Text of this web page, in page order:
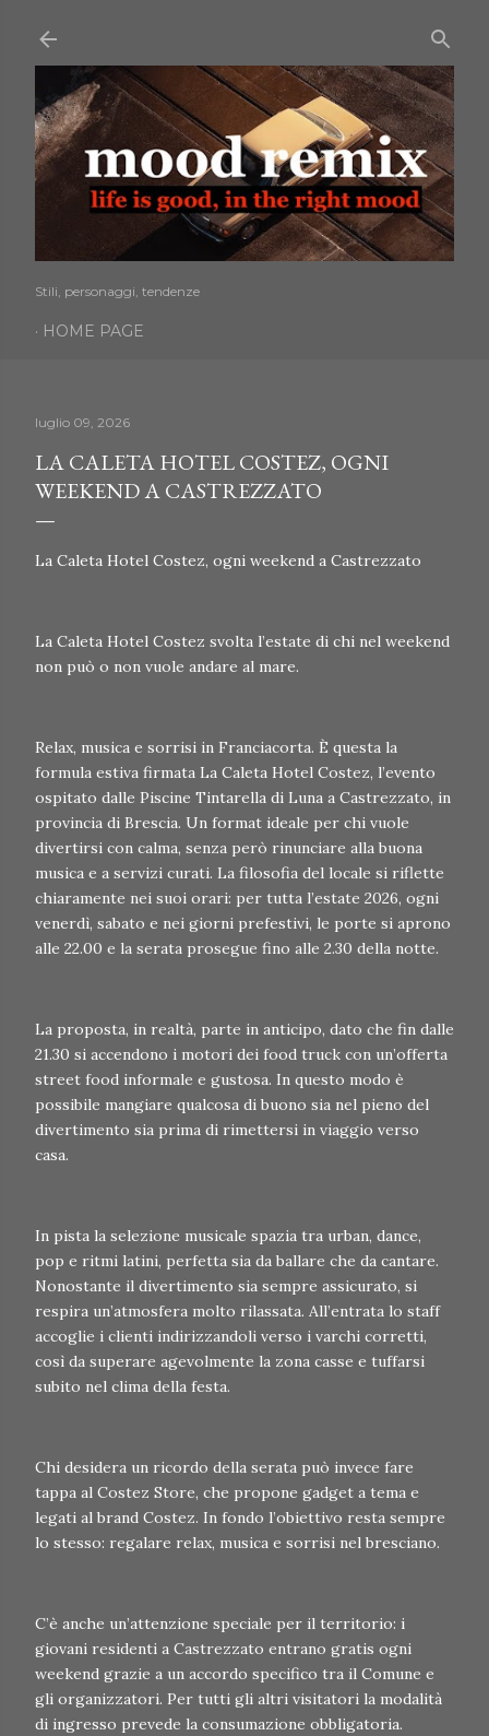
Stili, personaggi, tendenze
HOME PAGE
luglio 09, 2026
LA CALETA HOTEL COSTEZ, OGNI
WEEKEND A CASTREZZATO
La Caleta Hotel Costez, ogni weekend a Castrezzato
La Caleta Hotel Costez svolta l’estate di chi nel weekend
non può o non vuole andare al mare.
Relax, musica e sorrisi in Franciacorta. È questa la
formula estiva firmata La Caleta Hotel Costez, l’evento
ospitato dalle Piscine Tintarella di Luna a Castrezzato, in
provincia di Brescia. Un format ideale per chi vuole
divertirsi con calma, senza però rinunciare alla buona
musica e a servizi curati. La filosofia del locale si riflette
chiaramente nei suoi orari: per tutta l’estate 2026, ogni
venerdì, sabato e nei giorni prefestivi, le porte si aprono
alle 22.00 e la serata prosegue fino alle 2.30 della notte.
La proposta, in realtà, parte in anticipo, dato che fin dalle
21.30 si accendono i motori dei food truck con un’offerta
street food informale e gustosa. In questo modo è
possibile mangiare qualcosa di buono sia nel pieno del
divertimento sia prima di rimettersi in viaggio verso
casa.
In pista la selezione musicale spazia tra urban, dance,
pop e ritmi latini, perfetta sia da ballare che da cantare.
Nonostante il divertimento sia sempre assicurato, si
respira un’atmosfera molto rilassata. All’entrata lo staff
accoglie i clienti indirizzandoli verso i varchi corretti,
così da superare agevolmente la zona casse e tuffarsi
subito nel clima della festa.
Chi desidera un ricordo della serata può invece fare
tappa al Costez Store, che propone gadget a tema e
legati al brand Costez. In fondo l’obiettivo resta sempre
lo stesso: regalare relax, musica e sorrisi nel bresciano.
C’è anche un’attenzione speciale per il territorio: i
giovani residenti a Castrezzato entrano gratis ogni
weekend grazie a un accordo specifico tra il Comune e
gli organizzatori. Per tutti gli altri visitatori la modalità
di ingresso prevede la consumazione obbligatoria.